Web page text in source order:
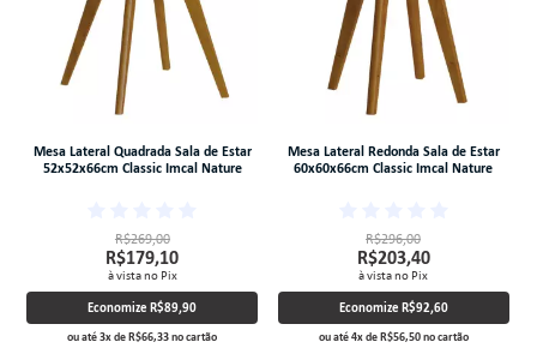
Mesa Lateral Quadrada Sala de Estar
52x52x66cm Classic Imcal Nature
R$269,00
R$179,10
à vista no Pix
EconomizeR$89,90
ou até3xdeR$66,33no cartão
Mesa Lateral Redonda Sala de Estar
60x60x66cm Classic Imcal Nature
R$296,00
R$203,40
à vista no Pix
Economize R$92,60
ou até4xdeR$56,50no cartão